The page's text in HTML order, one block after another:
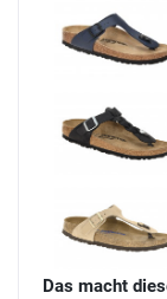
Das macht